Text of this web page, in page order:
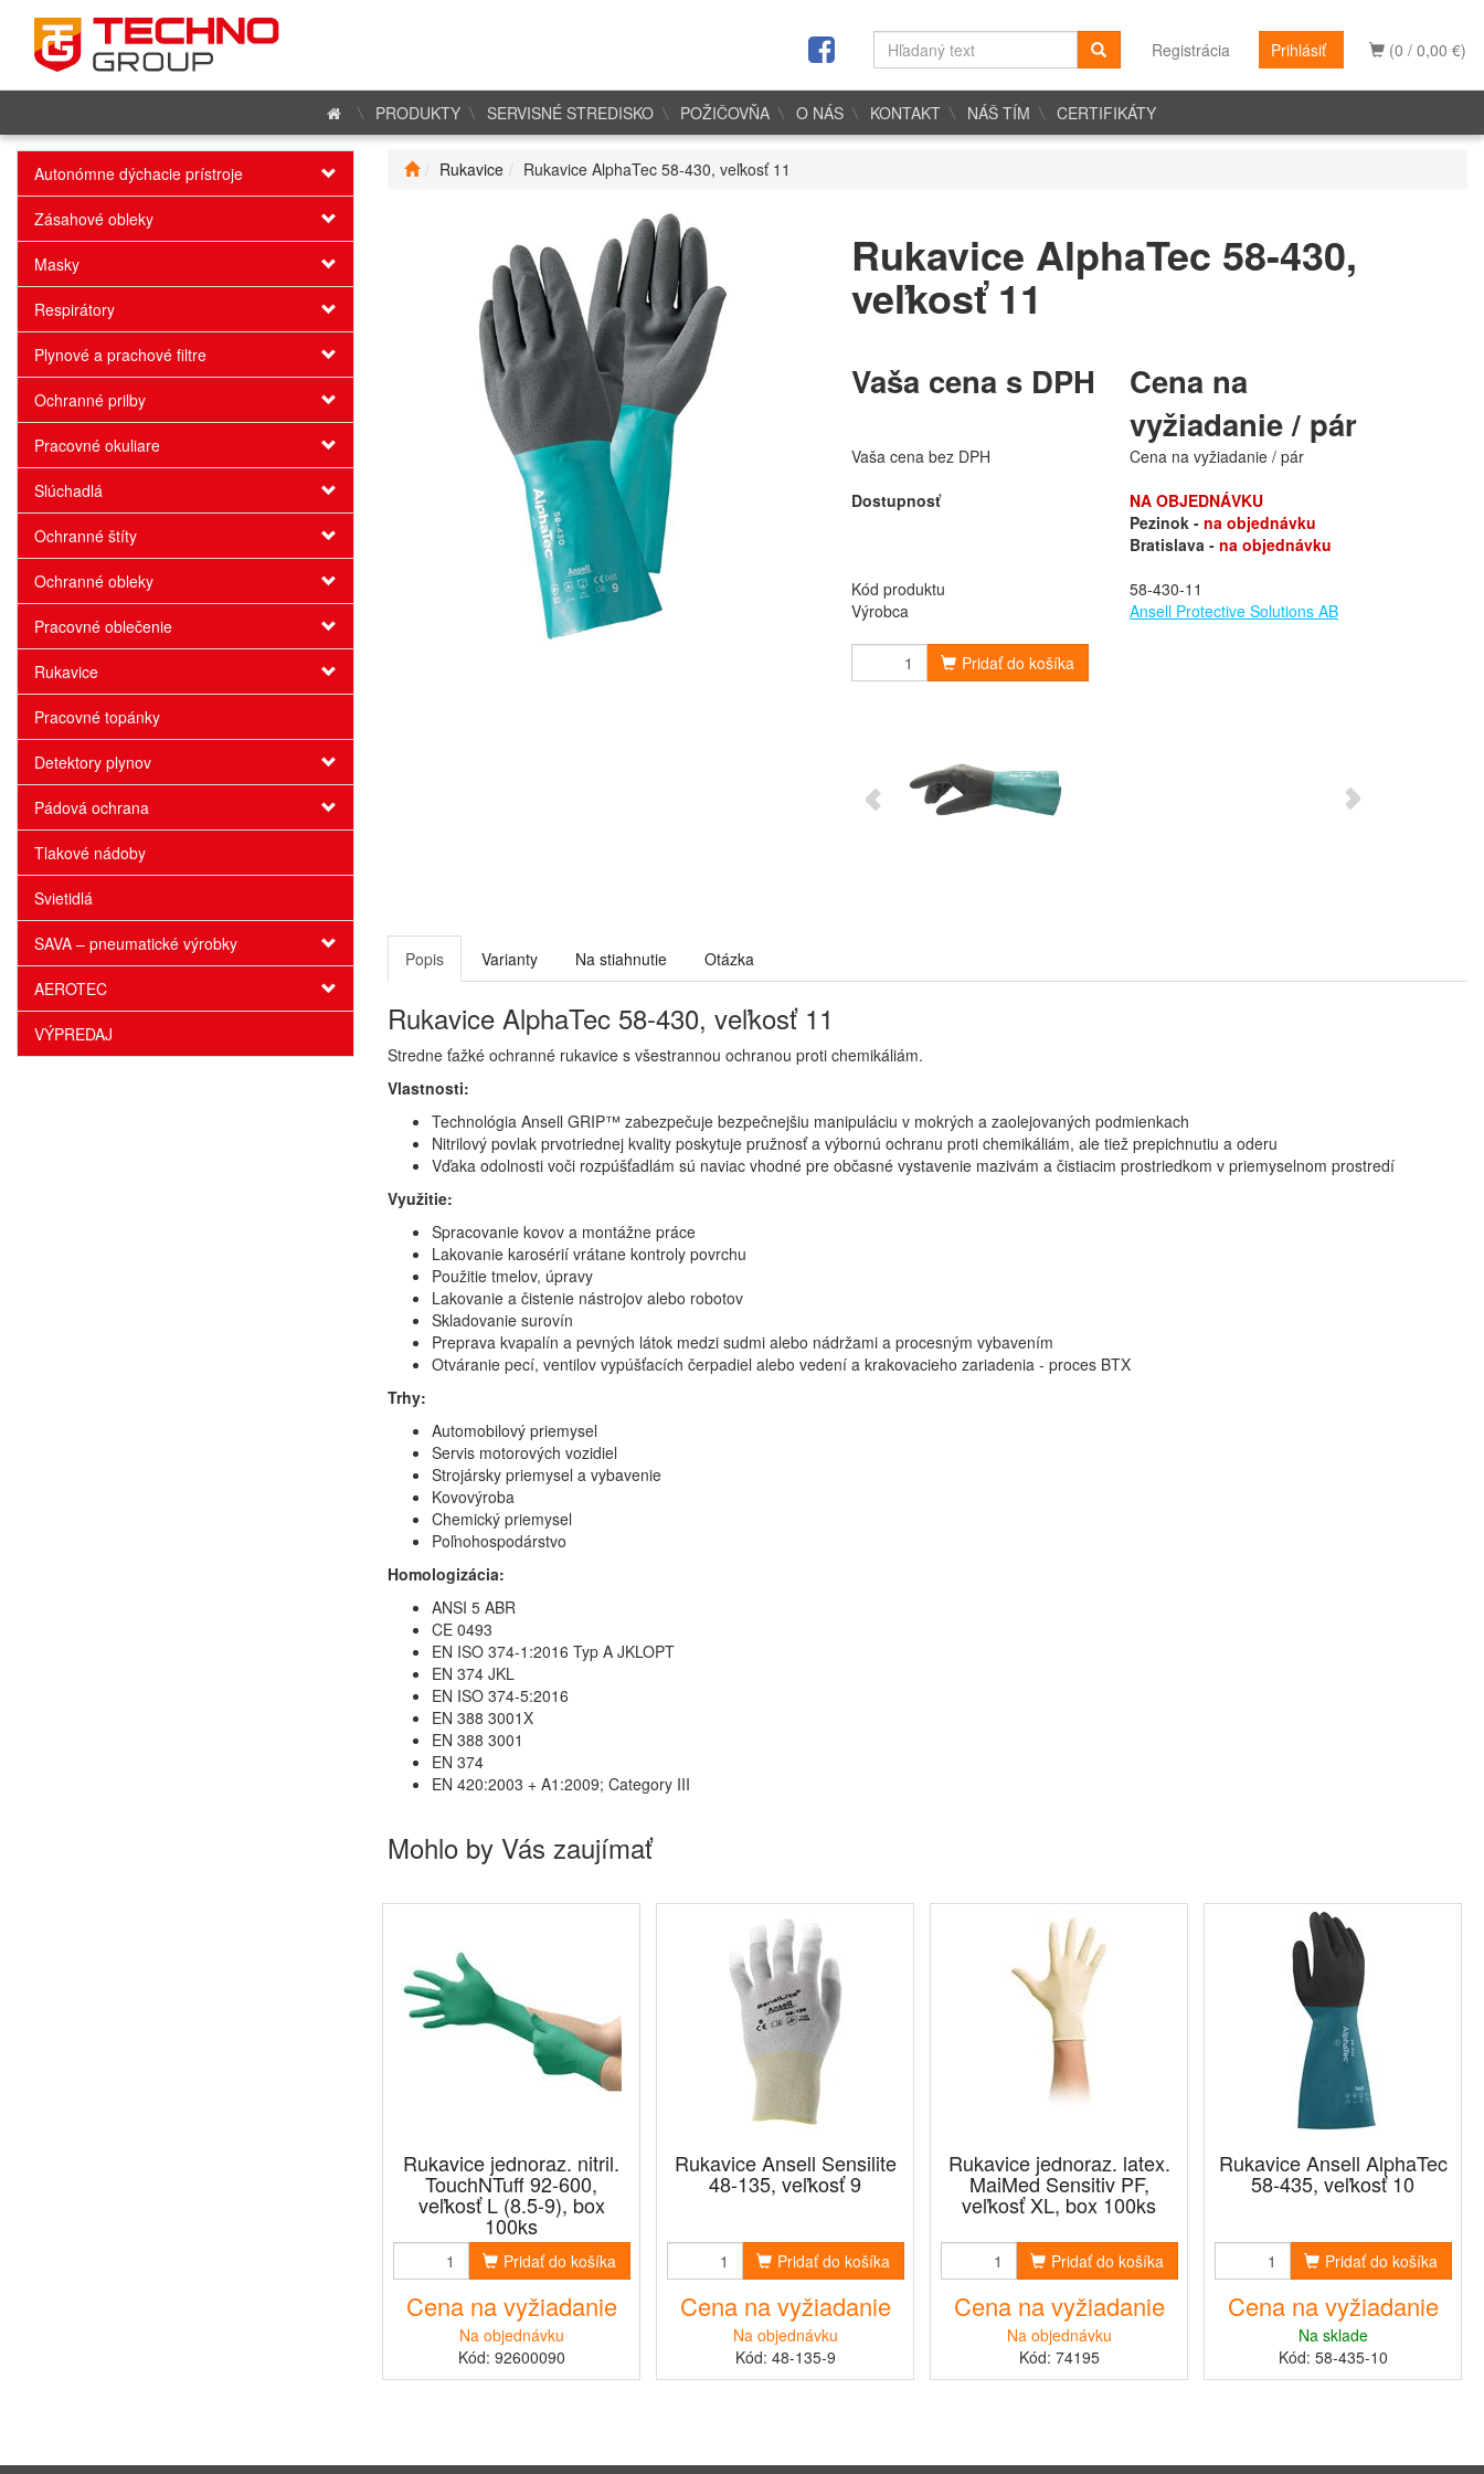
(0 / 0,00 €)
Registrácia Prihlásiť
PRODUKTY SERVISNÉ STREDISKO POŽIČOVŇA O NÁS KONTAKT NÁŠ TÍM CERTIFIKÁTY
Autonómne dýchacie prístroje
Zásahové obleky
Masky
Respirátory
Plynové a prachové filtre
Ochranné prilby
Pracovné okuliare
Slúchadlá
Ochranné štíty
Ochranné obleky
Pracovné oblečenie
Rukavice
Pracovné topánky
Detektory plynov
Pádová ochrana
Tlakové nádoby
Svietidlá
SAVA – pneumatické výrobky
AEROTEC
VÝPREDAJ
Rukavice Rukavice AlphaTec 58-430, veľkosť 11
Rukavice AlphaTec 58-430,
veľkosť 11
Vaša cena s DPH
Cena na
vyžiadanie / pár
Vaša cena bez DPH
Cena na vyžiadanie / pár
Dostupnosť
NA OBJEDNÁVKU
Pezinok - na objednávku
Bratislava - na objednávku
Kód produktu
58-430-11
Výrobca
Ansell Protective Solutions AB
Pridať do košíka
Popis Varianty Na stiahnutie Otázka
Rukavice AlphaTec 58-430, veľkosť 11
Stredne ťažké ochranné rukavice s všestrannou ochranou proti chemikáliám.
Vlastnosti:
Technológia Ansell GRIP™ zabezpečuje bezpečnejšiu manipuláciu v mokrých a zaolejovaných podmienkach
Nitrilový povlak prvotriednej kvality poskytuje pružnosť a výbornú ochranu proti chemikáliám, ale tiež prepichnutiu a oderu
Vďaka odolnosti voči rozpúšťadlám sú naviac vhodné pre občasné vystavenie mazivám a čistiacim prostriedkom v priemyselnom prostredí
Využitie:
Spracovanie kovov a montážne práce
Lakovanie karosérií vrátane kontroly povrchu
Použitie tmelov, úpravy
Lakovanie a čistenie nástrojov alebo robotov
Skladovanie surovín
Preprava kvapalín a pevných látok medzi sudmi alebo nádržami a procesným vybavením
Otváranie pecí, ventilov vypúšťacích čerpadiel alebo vedení a krakovacieho zariadenia - proces BTX
Trhy:
Automobilový priemysel
Servis motorových vozidiel
Strojársky priemysel a vybavenie
Kovovýroba
Chemický priemysel
Poľnohospodárstvo
Homologizácia:
ANSI 5 ABR
CE 0493
EN ISO 374-1:2016 Typ A JKLOPT
EN 374 JKL
EN ISO 374-5:2016
EN 388 3001X
EN 388 3001
EN 374
EN 420:2003 + A1:2009; Category III
Mohlo by Vás zaujímať
Rukavice jednoraz. nitril.
TouchNTuff 92-600,
veľkosť L (8.5-9), box
100ks
Pridať do košíka
Cena na vyžiadanie
Na objednávku
Kód: 92600090
Rukavice Ansell Sensilite
48-135, veľkosť 9
Pridať do košíka
Cena na vyžiadanie
Na objednávku
Kód: 48-135-9
Rukavice jednoraz. latex.
MaiMed Sensitiv PF,
veľkosť XL, box 100ks
Pridať do košíka
Cena na vyžiadanie
Na objednávku
Kód: 74195
Rukavice Ansell AlphaTec
58-435, veľkosť 10
Pridať do košíka
Cena na vyžiadanie
Na sklade
Kód: 58-435-10